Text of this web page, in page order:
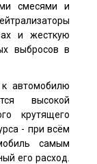
смесями и
и жесткую
выбросов в
автомобилю
высокой
крутящего
- при всём
самым
его расход.